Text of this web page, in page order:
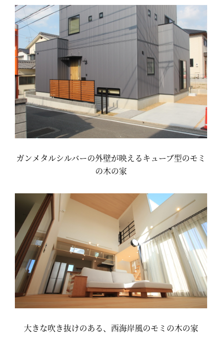
ガンメタルシルバーの外壁が映えるキューブ型のモミ
の木の家
大きな吹き抜けのある、西海岸風のモミの木の家